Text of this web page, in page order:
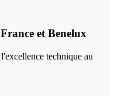
et Benelux
technique au